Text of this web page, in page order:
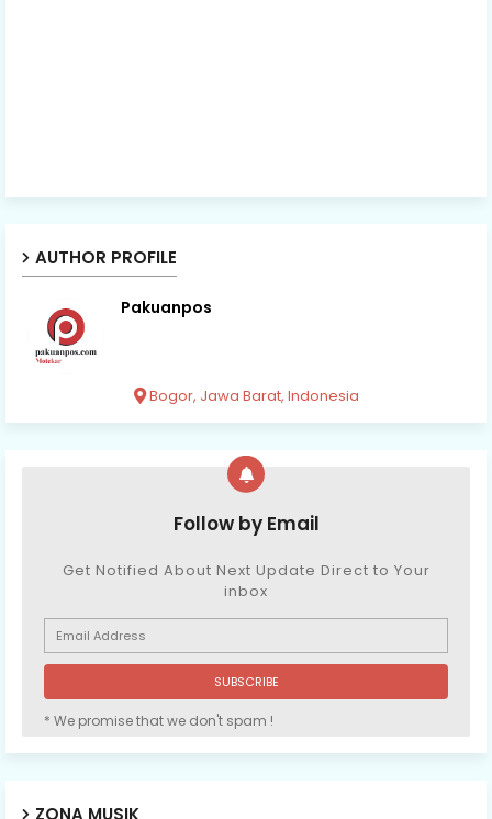
AUTHOR PROFILE
Pakuanpos
Bogor, Jawa Barat, Indonesia
Follow by Email
Get Notified About Next Update Direct to Your
inbox
* We promise that we don't spam !